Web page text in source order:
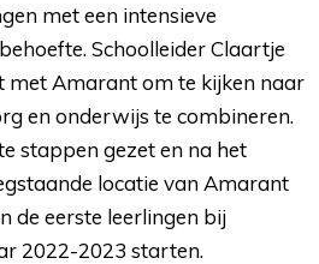
met een intensieve
Schoolleider Claartje
met Amarant om te kijken naar
en onderwijs te combineren.
stappen gezet en na het
locatie van Amarant
de eerste leerlingen bij
2022-2023 starten.